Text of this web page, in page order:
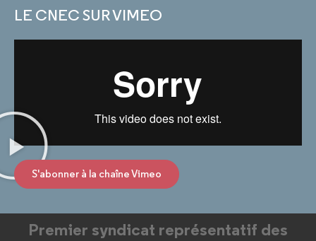
LE CNEC SUR VIMEO
S'abonner à la chaîne Vimeo
Premier syndicat représentatif des